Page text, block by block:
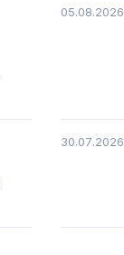
05.08.2026
30.07.2026